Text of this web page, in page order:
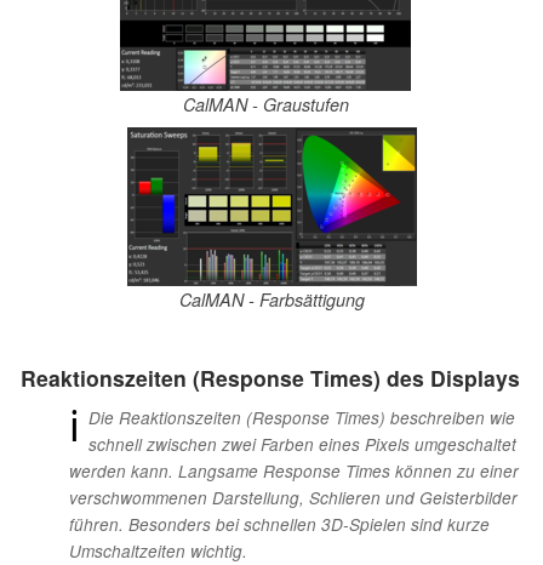
CalMAN - Graustufen
CalMAN - Farbsättigung
Reaktionszeiten (Response Times) des Displays
ℹ Die Reaktionszeiten (Response Times) beschreiben wie
schnell zwischen zwei Farben eines Pixels umgeschaltet
werden kann. Langsame Response Times können zu einer
verschwommenen Darstellung, Schlieren und Geisterbilder
führen. Besonders bei schnellen 3D-Spielen sind kurze
Umschaltzeiten wichtig.